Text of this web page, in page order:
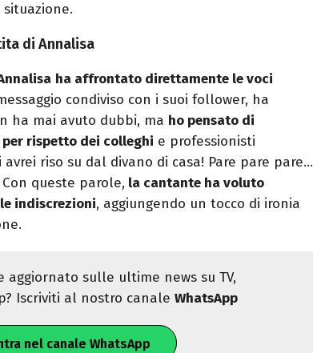
di Annalisa
ha affrontato direttamente le voci
condiviso con i suoi follower, ha
ha mai avuto dubbi, ma ho pensato di
rispetto dei colleghi e professionisti
riso su dal divano di casa! Pare pare pare…
queste parole, la cantante ha voluto
indiscrezioni, aggiungendo un tocco di ironia
aggiornato sulle ultime news su TV,
Iscriviti al nostro canaleWhatsApp
nel canale WhatsApp